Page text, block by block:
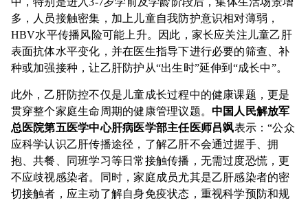
多，人员接触密集，加上儿童自我防护意识相对薄弱，
HBV水平传播风险可能上升。因此，家长应关注儿童乙肝
表面抗体水平变化，并在医生指导下进行必要的筛查、补
种或加强接种，让乙肝防护从“出生时”延伸到“成长中”。
此外，乙肝防控不仅是儿童成长过程中的健康课题，更是
贯穿整个家庭生命周期的健康管理议题。中国人民解放军
总医院第五医学中心肝病医学部主任医师吕飒表示：“公众
应科学认识乙肝传播途径，了解乙肝不会通过握手、拥
抱、共餐、同班学习等日常接触传播，无需过度恐慌，更
不应歧视感染者。同时，家庭成员尤其是乙肝感染者的密
切接触者，应主动了解自身免疫状态，重视科学预防和规